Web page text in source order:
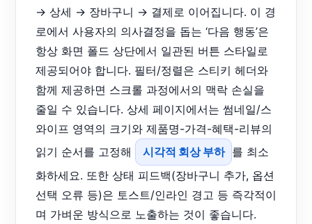
→ 상세 → 장바구니 → 결제로 이어집니다. 이 경
로에서 사용자의 의사결정을 돕는 ‘다음 행동’은
항상 화면 폴드 상단에서 일관된 버튼 스타일로
제공되어야 합니다. 필터/정렬은 스티키 헤더와
함께 제공하면 스크롤 과정에서의 맥락 손실을
줄일 수 있습니다. 상세 페이지에서는 썸네일/스
와이프 영역의 크기와 제품명-가격-혜택-리뷰의
읽기 순서를 고정해
시각적 회상 부하 를 최소
화하세요. 또한 상태 피드백(장바구니 추가, 옵션
선택 오류 등)은 토스트/인라인 경고 등 즉각적이
며 가벼운 방식으로 노출하는 것이 좋습니다.